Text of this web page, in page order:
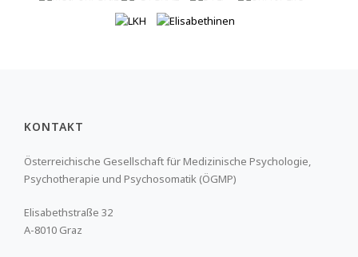
KONTAKT
Österreichische Gesellschaft für Medizinische Psychologie,
Psychotherapie und Psychosomatik (ÖGMP)
Elisabethstraße 32
A-8010 Graz